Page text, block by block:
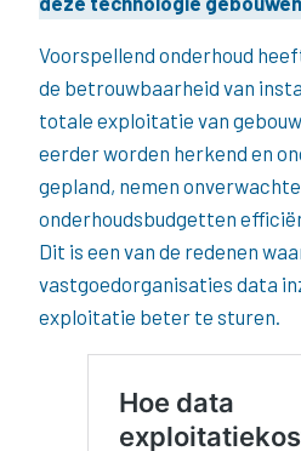
Voorspellend onderhoud
de betrouwbaarheid van
totale exploitatie van
eerder worden herkend en
gepland, nemen
onderhoudsbudgetten
Dit is een van de redenen
vastgoedorganisaties data
exploitatie beter te sturen.